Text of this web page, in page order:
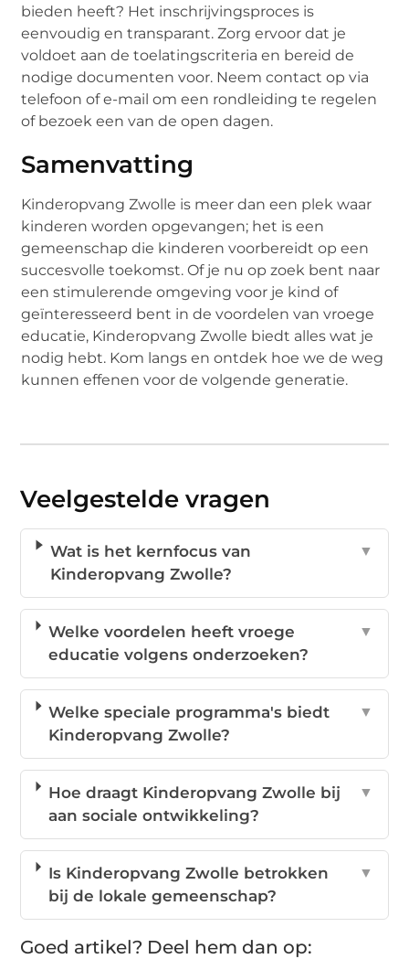
bieden heeft? Het inschrijvingsproces is
eenvoudig en transparant. Zorg ervoor dat je
voldoet aan de toelatingscriteria en bereid de
nodige documenten voor. Neem contact op via
telefoon of e-mail om een rondleiding te regelen
of bezoek een van de open dagen.
Samenvatting
Kinderopvang Zwolle is meer dan een plek waar
kinderen worden opgevangen; het is een
gemeenschap die kinderen voorbereidt op een
succesvolle toekomst. Of je nu op zoek bent naar
een stimulerende omgeving voor je kind of
geïnteresseerd bent in de voordelen van vroege
educatie, Kinderopvang Zwolle biedt alles wat je
nodig hebt. Kom langs en ontdek hoe we de weg
kunnen effenen voor de volgende generatie.
Veelgestelde vragen
Wat is het kernfocus van
Kinderopvang Zwolle?
▼
Welke voordelen heeft vroege
educatie volgens onderzoeken?
▼
Welke speciale programma's biedt
Kinderopvang Zwolle?
▼
Hoe draagt Kinderopvang Zwolle bij
aan sociale ontwikkeling?
▼
Is Kinderopvang Zwolle betrokken
bij de lokale gemeenschap?
▼
Goed artikel? Deel hem dan op: